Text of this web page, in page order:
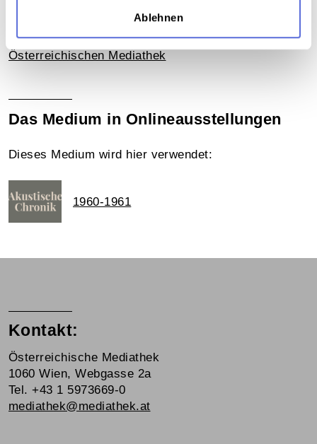
Ablehnen
Teil der Sammlung
Sammlung Audio-Eigenaufnahmen der
Österreichischen Mediathek
Das Medium in Onlineausstellungen
Dieses Medium wird hier verwendet:
1960-1961
Kontakt:
Österreichische Mediathek
1060 Wien, Webgasse 2a
Tel. +43 1 5973669-0
mediathek@mediathek.at